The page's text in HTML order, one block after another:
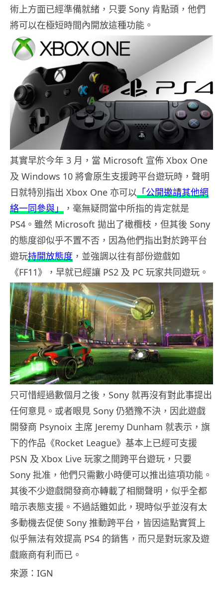
術上方面已經準備就緒，只要 Sony 肯點頭，他們
將可以在極短時間內開放這種功能。
其實早於今年 3 月，當 Microsoft 宣佈 Xbox One
及 Windows 10 將會原生支援跨平台遊玩時，聲明
日就特別指出 Xbox One 亦可以 「公開邀請其他網
絡一同參與」
，毫無疑問當中所指的肯定就是
PS4。雖然 Microsoft 拋出了橄欖枝，但其後 Sony
的態度卻似乎不置不否，因為他們指出對於跨平台
遊玩持開放態度 ，並強調以往有部份遊戲如
《FF11》，早就已經讓 PS2 及 PC 玩家共同遊玩。
只可惜經過數個月之後，Sony 就再沒有對此事提出
任何意見。或者眼見 Sony 仍猶豫不決，因此遊戲
開發商 Psynoix 主席 Jeremy Dunham 就表示，旗
下的作品《Rocket League》基本上已經可支援
PSN 及 Xbox Live 玩家之間跨平台遊玩，只要
Sony 批准，他們只需數小時便可以推出這項功能。
其後不少遊戲開發商亦轉載了相關聲明，似乎全都
暗示表態支援。不過話雖如此，現時似乎並沒有太
多動機去促使 Sony 推動跨平台，皆因這點實質上
似乎無法有效提高 PS4 的銷售，而只是對玩家及遊
戲廠商有利而已。
來源：IGN